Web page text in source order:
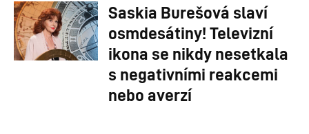
Saskia Burešová slaví
osmdesátiny! Televizní
ikona se nikdy nesetkala
s negativními reakcemi
nebo averzí